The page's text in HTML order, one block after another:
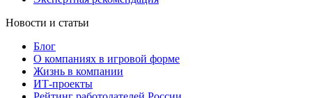
Новости и статьи
Блог
О компаниях в игровой форме
Жизнь в компании
ИТ-проекты